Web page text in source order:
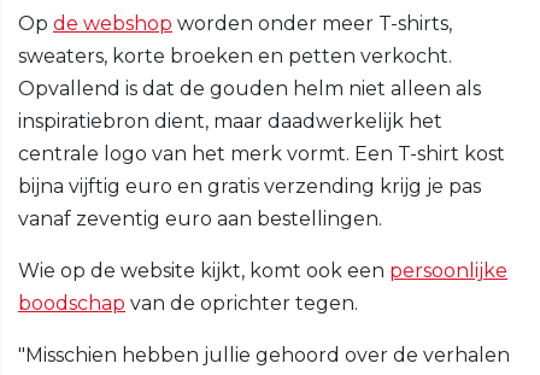
Op de webshop worden onder meer T-shirts,
sweaters, korte broeken en petten verkocht.
Opvallend is dat de gouden helm niet alleen als
inspiratiebron dient, maar daadwerkelijk het
centrale logo van het merk vormt. Een T-shirt kost
bijna vijftig euro en gratis verzending krijg je pas
vanaf zeventig euro aan bestellingen.
Wie op de website kijkt, komt ook een persoonlijke
boodschap van de oprichter tegen.
"Misschien hebben jullie gehoord over de verhalen